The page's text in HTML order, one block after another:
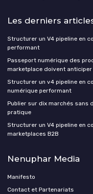
Les derniers
Structurer un V4 pipeline en
performant
Passeport numérique des
marketplace doivent anticiper
Structurer un v4 pipeline en
numérique performant
Publier sur dix marchés sans
pratique
Structurer un V4 pipeline en
marketplaces B2B
Nenuphar Media
Manifesto
Contact et Partenariats